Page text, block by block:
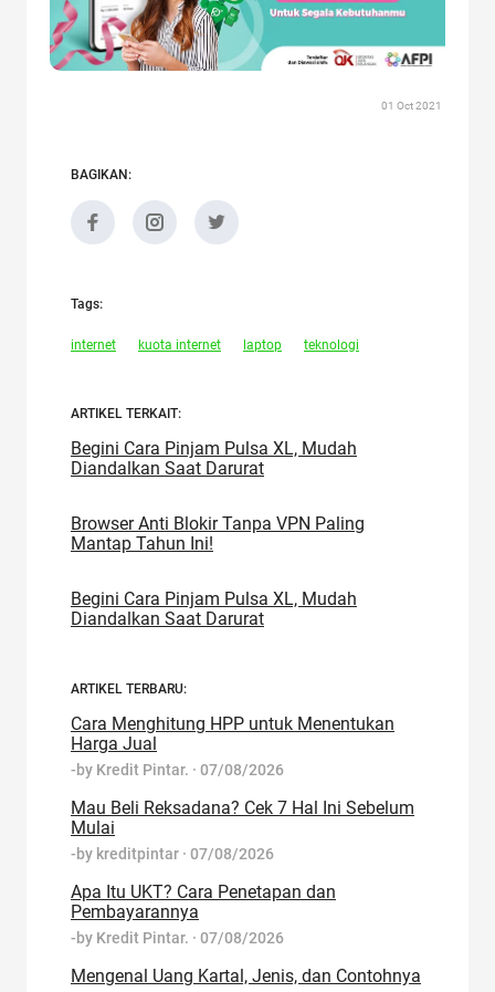
01 Oct 2021
BAGIKAN:
Tags:
internet kuota internet laptop teknologi
ARTIKEL TERKAIT:
Begini Cara Pinjam Pulsa XL, Mudah
Diandalkan Saat Darurat
Browser Anti Blokir Tanpa VPN Paling
Mantap Tahun Ini!
Begini Cara Pinjam Pulsa XL, Mudah
Diandalkan Saat Darurat
ARTIKEL TERBARU:
Cara Menghitung HPP untuk Menentukan
Harga Jual
-by Kredit Pintar. · 07/08/2026
Mau Beli Reksadana? Cek 7 Hal Ini Sebelum
Mulai
-by kreditpintar · 07/08/2026
Apa Itu UKT? Cara Penetapan dan
Pembayarannya
-by Kredit Pintar. · 07/08/2026
Mengenal Uang Kartal, Jenis, dan Contohnya